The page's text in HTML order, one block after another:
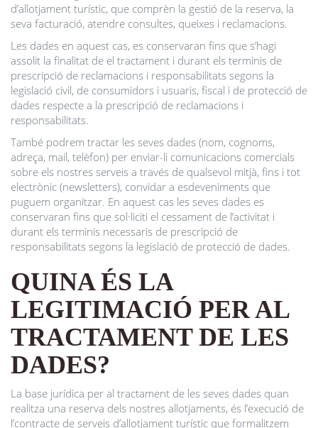
d’allotjament turístic, que comprèn la gestió de la reserva, la
seva facturació, atendre consultes, queixes i reclamacions.
Les dades en aquest cas, es conservaran fins que s’hagi
assolit la finalitat de el tractament i durant els terminis de
prescripció de reclamacions i responsabilitats segons la
legislació civil, de consumidors i usuaris, fiscal i de protecció de
dades respecte a la prescripció de reclamacions i
responsabilitats.
També podrem tractar les seves dades (nom, cognoms,
adreça, mail, telèfon) per enviar-li comunicacions comercials
sobre els nostres serveis a través de qualsevol mitjà, fins i tot
electrònic (newsletters), convidar a esdeveniments que
puguem organitzar. En aquest cas les seves dades es
conservaran fins que sol·liciti el cessament de l’activitat i
durant els terminis necessaris de prescripció de
responsabilitats segons la legislació de protecció de dades.
QUINA ÉS LA
LEGITIMACIÓ PER AL
TRACTAMENT DE LES
DADES?
La base jurídica per al tractament de les seves dades quan
realitza una reserva dels nostres allotjaments, és l’execució de
l’contracte de serveis d’allotjament turístic que formalitzem